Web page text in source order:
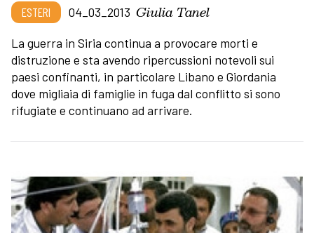
ESTERI 04_03_2013 Giulia Tanel
La guerra in Siria continua a provocare morti e
distruzione e sta avendo ripercussioni notevoli sui
paesi confinanti, in particolare Libano e Giordania
dove migliaia di famiglie in fuga dal conflitto si sono
rifugiate e continuano ad arrivare.